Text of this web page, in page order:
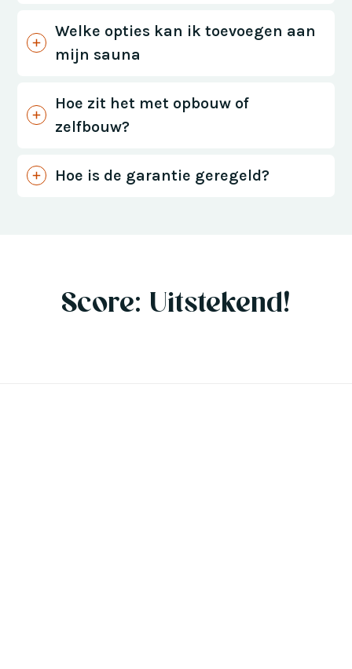
Welke opties kan ik toevoegen aan
mijn sauna
Hoe zit het met opbouw of
zelfbouw?
Hoe is de garantie geregeld?
Score: Uitstekend!